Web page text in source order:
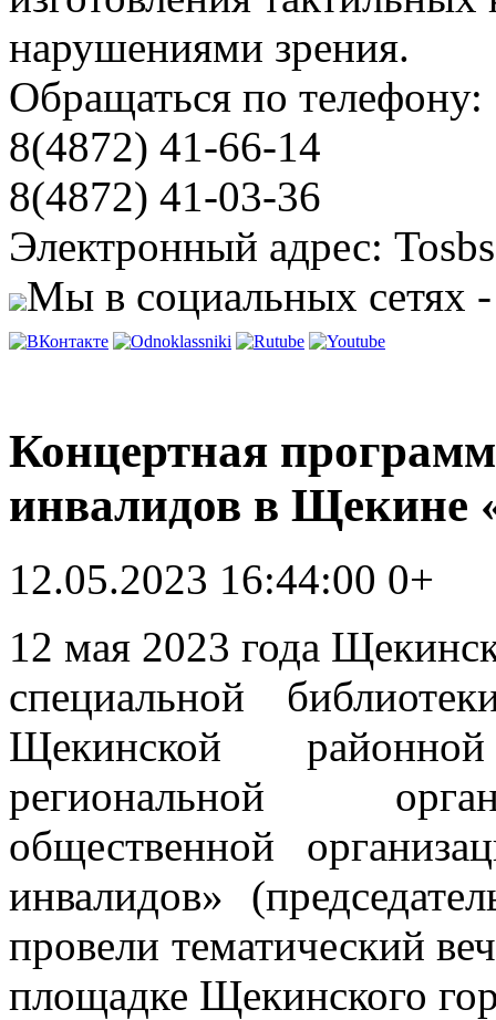
нарушениями зрения.
Обращаться по телефону:
8(4872) 41-66-14
8(4872) 41-03-36
Электронный адрес:
Мы в социальных сетях
Концертная
инвалидов в Щекине
12.05.2023 16:44:00 0+
12 мая 2023 года
специальной
Щекинской
региональной
общественной
инвалидов»
провели тематический
площадке Щекинского